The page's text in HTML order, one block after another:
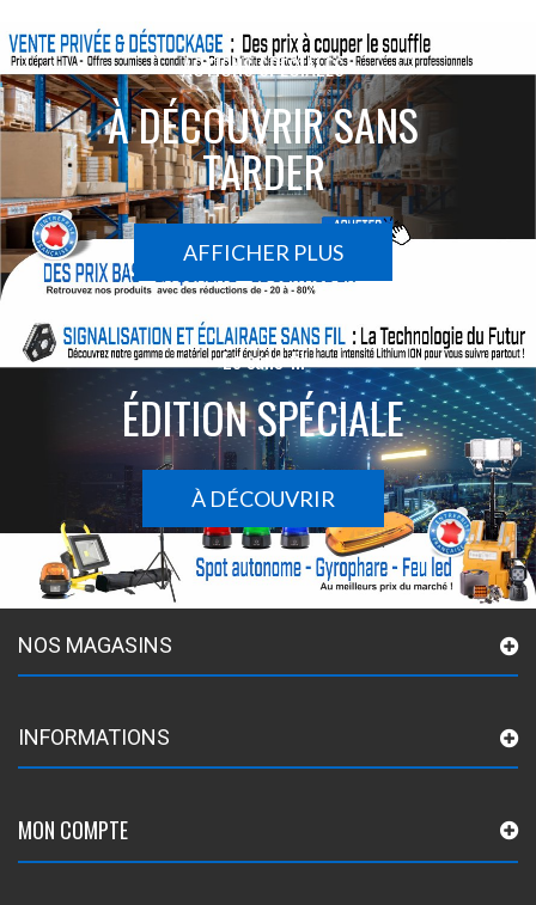
ACTIONS SPÉCIALES
À DÉCOUVRIR SANS
TARDER
AFFICHER PLUS
Le sans-fil
ÉDITION SPÉCIALE
À DÉCOUVRIR
NOS MAGASINS
INFORMATIONS
MON COMPTE